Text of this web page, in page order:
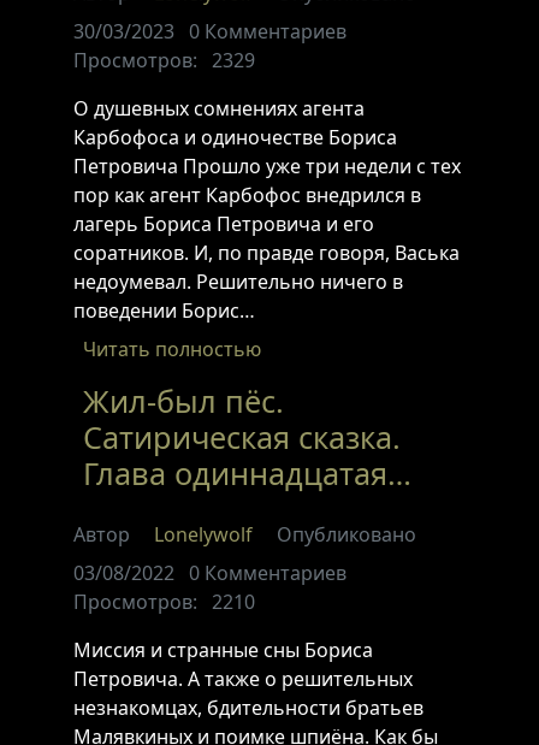
30/03/2023
0 Комментариев
Просмотров:
2329
О душевных сомнениях агента
Карбофоса и одиночестве Бориса
Петровича Прошло уже три недели с тех
пор как агент Карбофос внедрился в
лагерь Бориса Петровича и его
соратников. И, по правде говоря, Васька
недоумевал. Решительно ничего в
поведении Борис…
Читать полностью
Жил-был пёс.
Сатирическая сказка.
Глава одиннадцатая…
Автор Lonelywolf
Опубликовано
03/08/2022 0 Комментариев
Просмотров:
2210
Миссия и странные сны Бориса
Петровича. А также о решительных
незнакомцах, бдительности братьев
Малявкиных и поимке шпиёна. Как бы